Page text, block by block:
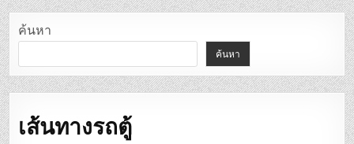
ค้นหา
ค้นหา
เส้นทางรถตู้